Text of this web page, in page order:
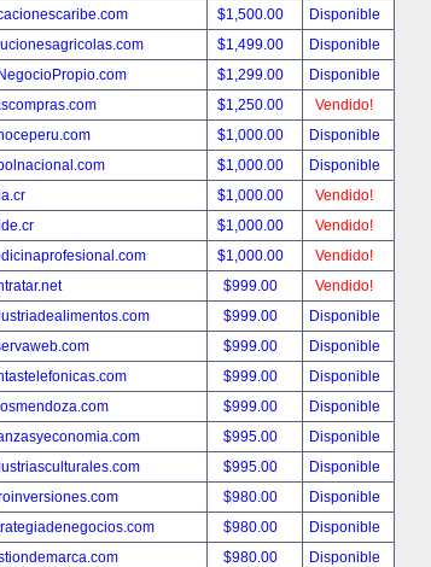
$1,500.00
Disponible
$1,499.00
Disponible
$1,299.00
Disponible
$1,250.00
Vendido!
$1,000.00
Disponible
$1,000.00
Disponible
$1,000.00
Vendido!
$1,000.00
Vendido!
$1,000.00
Vendido!
$999.00
Vendido!
$999.00
Disponible
$999.00
Disponible
$999.00
Disponible
$999.00
Disponible
$995.00
Disponible
$995.00
Disponible
$980.00
Disponible
$980.00
Disponible
$980.00
Disponible